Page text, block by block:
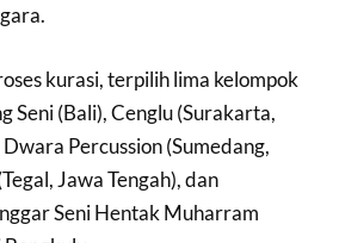
kurasi, terpilih lima kelompok
Seni (Bali), Cenglu (Surakarta,
Percussion (Sumedang,
Jawa Tengah), dan
Seni Hentak Muharram